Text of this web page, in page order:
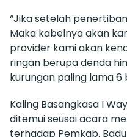
“Jika setelah
Maka kabelnya akan
provider kami akan
ringan berupa denda
kurungan paling lama 6
Kaling Basangkasa I
ditemui seusai acara
terhadap Pemkab.